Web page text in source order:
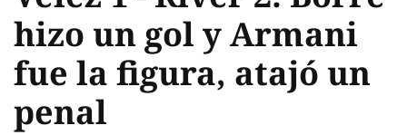
hizo un gol y Armani
fue la figura, atajó un
penal